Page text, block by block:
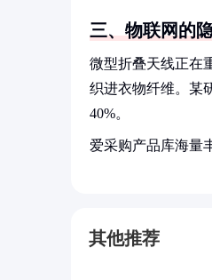
三、物联网的
微型折叠天线正在
织进衣物纤维。某
40%。
爱采购产品库海量
其他推荐